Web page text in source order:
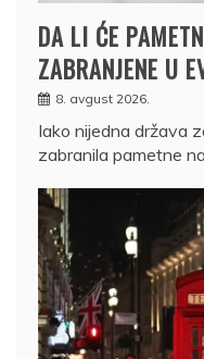
DA LI ĆE
ZABRANJENE U
8. avgust 2026.
Iako nijedna država
zabranila pametne